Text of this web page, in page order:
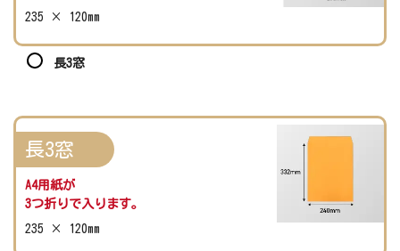
235 × 120mm
長3窓
長3窓
A4用紙が
3つ折りで入ります。
235 × 120mm